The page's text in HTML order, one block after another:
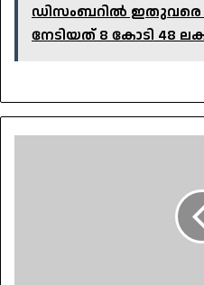
ഡിസംബറിൽ
നേടിയത് 8 കോടി 48